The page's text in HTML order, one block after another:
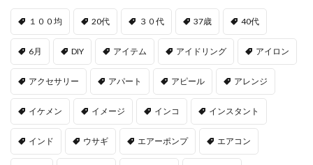
１００均 20代 ３０代 37歳 40代
6月 DIY アイテム アイドリング アイロン
アクセサリー アパート アピール アレンジ
イケメン イメージ インコ インスタント
インド ウサギ エアーポンプ エアコン